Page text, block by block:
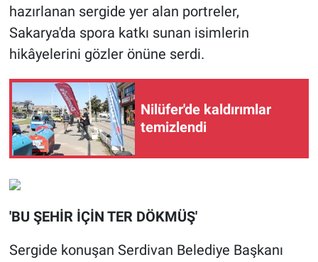
hazırlanan sergide yer alan portreler,
Sakarya'da spora katkı sunan isimlerin
hikâyelerini gözler önüne serdi.
Nilüfer'de kaldırımlar
temizlendi
'BU ŞEHİR İÇİN TER DÖKMÜŞ'
Sergide konuşan Serdivan Belediye Başkanı